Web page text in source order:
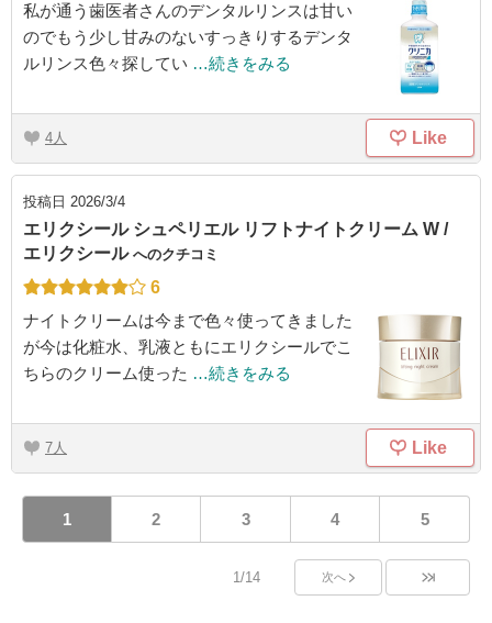
私が通う歯医者さんのデンタルリンスは甘い
のでもう少し甘みのないすっきりするデンタ
ルリンス色々探してい …続きをみる
4 Like
投稿日 2026/3/4
エリクシール シュペリエル リフトナイトクリーム W /
エリクシール へのクチコミ
6
ナイトクリームは今まで色々使ってきました
が今は化粧水、乳液ともにエリクシールでこ
ちらのクリーム使った …続きをみる
7 Like
1 2 3 4 5
1/14 次へ